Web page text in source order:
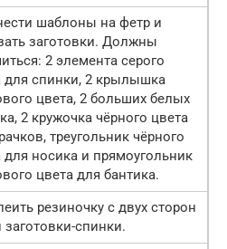
шаблоны на фетр и
заготовки. Должны
2 элемента серого
для спинки, 2 крылышка
цвета, 2 больших белых
2 кружочка чёрного цвета
треугольник чёрного
для носика и прямоугольник
цвета для бантика.
резиночку с двух сторон
заготовки-спинки.